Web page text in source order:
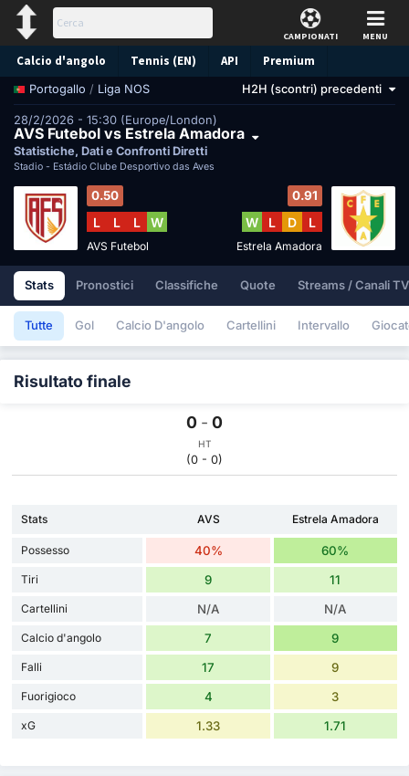
CAMPIONATI MENU
Calcio d'angolo Tennis (EN) API Premium
Pronostico
Portogallo / Liga NOS H2H (scontri) precedenti
28/2/2026 - 15:30 (Europe/London)
AVS Futebol vs Estrela Amadora
Statistiche, Dati e Confronti Diretti
Stadio - Estádio Clube Desportivo das Aves
0.50
L L L W
AVS Futebol
0.91
W L D L
Estrela Amadora
Stats Pronostici Classifiche Quote Streams / Canali TV
Tutte Gol Calcio D'angolo Cartellini Intervallo
Risultato finale
0 - 0
HT
(0 - 0)
Stats AVS Estrela Amadora
Possesso 40% 60%
Tiri 9 11
Cartellini N/A N/A
Calcio d'angolo 7 9
Falli 17 9
Fuorigioco 4 3
xG 1.33 1.71